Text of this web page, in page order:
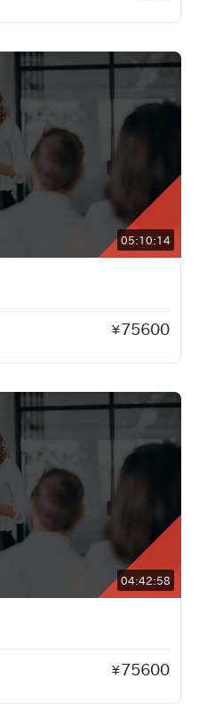
05:10:14
¥75600
04:42:58
¥75600